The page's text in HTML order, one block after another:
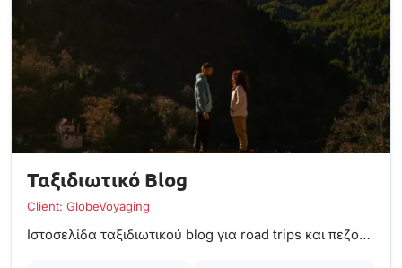
Ταξιδιωτικό Blog
Client: GlobeVoyaging
Ιστοσελίδα ταξιδιωτικού blog για road trips και πεζοπορία, φτιαγμένη με WordPress.